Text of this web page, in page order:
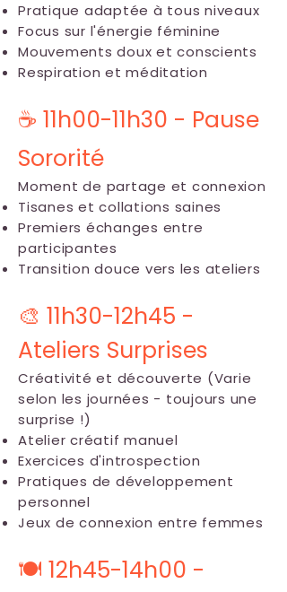
Pratique adaptée à tous niveaux
Focus sur l'énergie féminine
Mouvements doux et conscients
Respiration et méditation
☕ 11h00-11h30 - Pause
Sororité
Moment de partage et connexion
Tisanes et collations saines
Premiers échanges entre
participantes
Transition douce vers les ateliers
🎨 11h30-12h45 -
Ateliers Surprises
Créativité et découverte (Varie
selon les journées - toujours une
surprise !)
Atelier créatif manuel
Exercices d'introspection
Pratiques de développement
personnel
Jeux de connexion entre femmes
🍽️ 12h45-14h00 -